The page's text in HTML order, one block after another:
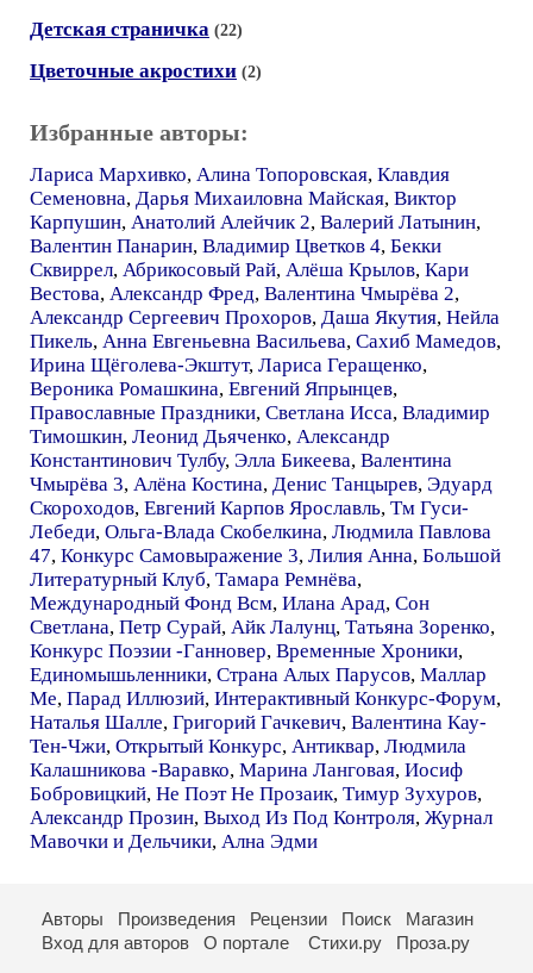
Детская страничка (22)
Цветочные акростихи (2)
Избранные авторы:
Лариса Мархивко, Алина Топоровская, Клавдия
Семеновна, Дарья Михаиловна Майская, Виктор
Карпушин, Анатолий Алейчик 2, Валерий Латынин,
Валентин Панарин, Владимир Цветков 4, Бекки
Сквиррел, Абрикосовый Рай, Алёша Крылов, Кари
Вестова, Александр Фред, Валентина Чмырёва 2,
Александр Сергеевич Прохоров, Даша Якутия, Нейла
Пикель, Анна Евгеньевна Васильева, Сахиб Мамедов,
Ирина Щёголева-Экштут, Лариса Геращенко,
Вероника Ромашкина, Евгений Япрынцев,
Православные Праздники, Светлана Исса, Владимир
Тимошкин, Леонид Дьяченко, Александр
Константинович Тулбу, Элла Бикеева, Валентина
Чмырёва 3, Алёна Костина, Денис Танцырев, Эдуард
Скороходов, Евгений Карпов Ярославль, Тм Гуси-
Лебеди, Ольга-Влада Скобелкина, Людмила Павлова
47, Конкурс Самовыражение 3, Лилия Анна, Большой
Литературный Клуб, Тамара Ремнёва,
Международный Фонд Всм, Илана Арад, Сон
Светлана, Петр Сурай, Айк Лалунц, Татьяна Зоренко,
Конкурс Поэзии -Ганновер, Временные Хроники,
Единомышьленники, Страна Алых Парусов, Маллар
Ме, Парад Иллюзий, Интерактивный Конкурс-Форум,
Наталья Шалле, Григорий Гачкевич, Валентина Кау-
Тен-Чжи, Открытый Конкурс, Антиквар, Людмила
Калашникова -Варавко, Марина Ланговая, Иосиф
Бобровицкий, Не Поэт Не Прозаик, Тимур Зухуров,
Александр Прозин, Выход Из Под Контроля, Журнал
Мавочки и Дельчики, Ална Эдми
Авторы Произведения Рецензии Поиск
Магазин
Вход для авторов
О портале Стихи.ру Проза.ру